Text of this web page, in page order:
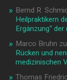
Bernd R.
Heilpraktikern
Ergänzung“
Marco Bruhn zu
Rücken und
medizinischen
Thomas